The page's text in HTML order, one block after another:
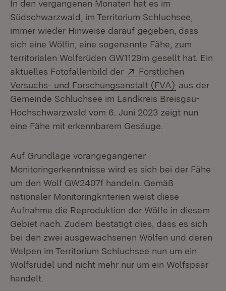
In den vergangenen Monaten hat es im
Südschwarzwald, im Territorium Schluchsee,
immer wieder Hinweise darauf gegeben, dass
sich eine Wölfin, eine sogenannte Fähe, zum
territorialen Wolfsrüden GW1129m gesellt hat. Ein
aktuelles Fotofallenbild der
Extern:
Forstlichen
Versuchs- und Forschungsanstalt (FVA) (Öffnet in
aus der
Gemeinde Schluchsee im Landkreis Breisgau-
Hochschwarzwald vom 6. Juni 2023 zeigt nun
eine Fähe mit erkennbarem Gesäuge.
Auf Grundlage vorangegangener
Monitoringerkenntnisse wird es sich bei der Fähe
um den Wolf GW2407f handeln. Gemäß
nationaler Monitoringkriterien weist diese
Aufnahme die Reproduktion der Wölfe in diesem
Gebiet nach. Zu­dem bestätigt dies, dass es sich
bei den zwei ausgewachsenen Wölfen und deren
Welpen im Territorium Schluchsee nun um ein
Wolfsrudel und nicht mehr nur um ein Wolfspaar
handelt.